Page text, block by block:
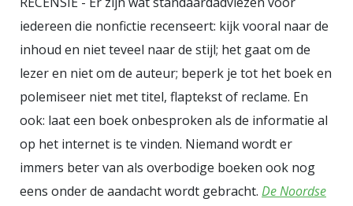
minder dan ‘De verkrachting van
Europa’. En dat staat dan ook nog
door heel Nederland! In Hilversum:
Ek van Zanten (1933 - ) - Europa en
de stier (1961) In Deventer: Pieter
d'Hont (1917 - 1997) - Europa en de
Stier (1963) In Utrecht: Gerard van
der Leeden (1935 - ) - Europa op de
stier (1973) In De Bilt: Jits Bakker
iedereen die nonfictie recenseert: kijk vooral naar de
inhoud en niet teveel naar de stijl; het gaat om de
lezer en niet om de auteur; beperk je tot het boek en
polemiseer niet met titel, flaptekst of reclame. En
ook: laat een boek onbesproken als de informatie al
op het internet is te vinden. Niemand wordt er
immers beter van als overbodige boeken ook nog
eens onder de aandacht wordt gebracht. De Noordse